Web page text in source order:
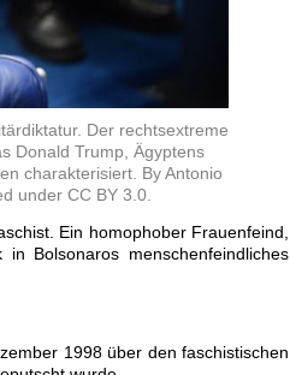
Der rechtsextreme
Donald Trump, Ägyptens
charakterisiert. By Antonio
under CC BY 3.0.
Ein homophober Frauenfeind,
Bolsonaros menschenfeindliches
1998 über den faschistischen